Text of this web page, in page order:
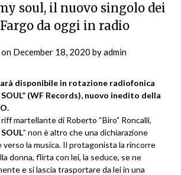
soul, il nuovo singolo dei
da oggi in radio
December 18, 2020 byadmin
disponibile in rotazione radiofonica
(WF Records), nuovo inedito della
martellante di Roberto “Biro” Roncalli,
” non è altro che una dichiarazione
verso la musica. Il protagonista la rincorre
donna, flirta con lei, la seduce, se ne
e si lascia trasportare da lei in una